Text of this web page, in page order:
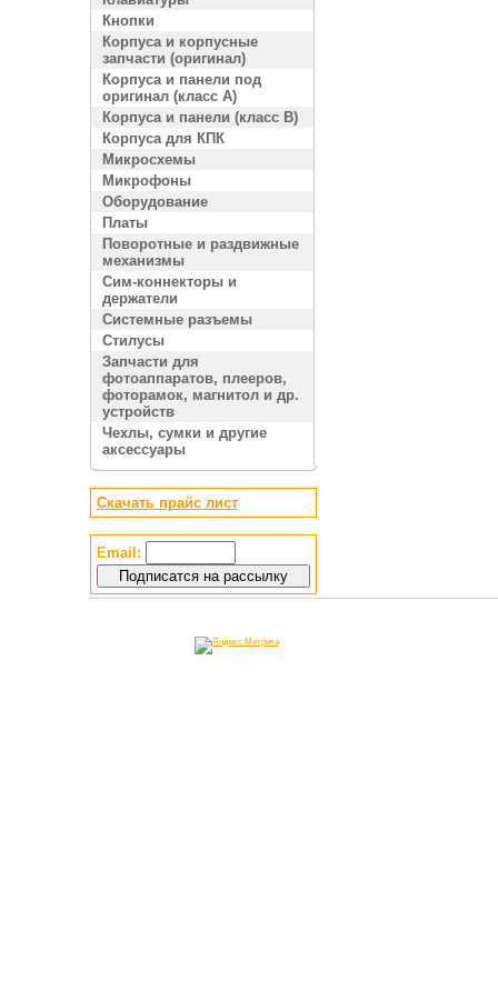
Кнопки
Корпуса и корпусные
запчасти (оригинал)
Корпуса и панели под
оригинал (класс A)
Корпуса и панели (класс B)
Корпуса для КПК
Микросхемы
Микрофоны
Оборудование
Платы
Поворотные и раздвижные
механизмы
Сим-коннекторы и
держатели
Системные разъемы
Стилусы
Запчасти для
фотоаппаратов, плееров,
фоторамок, магнитол и др.
устройств
Чехлы, сумки и другие
аксессуары
Скачать прайс лист
Email: